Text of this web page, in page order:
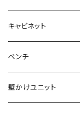
ラウムタイラー
ビニールレコード
シャルプラッテンリーガル
CD-DVDシェルフ
ライブラリ
ローボード
テレビローボード
キャビネット
ワードローブ
ベンチ
壁かけユニット